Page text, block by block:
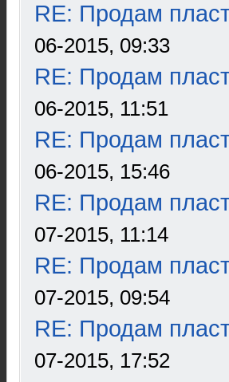
RE: Продам
06-2015, 09:33
RE: Продам
06-2015, 11:51
RE: Продам
06-2015, 15:46
RE: Продам
07-2015, 11:14
RE: Продам
07-2015, 09:54
RE: Продам
07-2015, 17:52